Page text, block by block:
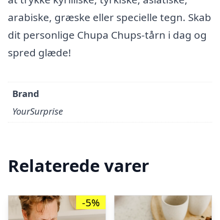
arabiske, græske eller specielle tegn. Skab
dit personlige Chupa Chups-tårn i dag og
spred glæde!
Brand
YourSurprise
Relaterede varer
-5%